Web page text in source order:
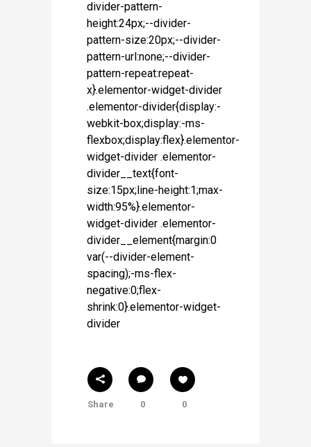
divider-pattern-
height:24px;--divider-
pattern-size:20px;--divider-
pattern-url:none;--divider-
pattern-repeat:repeat-
x}.elementor-widget-divider
.elementor-divider{display:-
webkit-box;display:-ms-
flexbox;display:flex}.elementor-
widget-divider .elementor-
divider__text{font-
size:15px;line-height:1;max-
width:95%}.elementor-
widget-divider .elementor-
divider__element{margin:0
var(--divider-element-
spacing);-ms-flex-
negative:0;flex-
shrink:0}.elementor-widget-
divider
Share 0 0